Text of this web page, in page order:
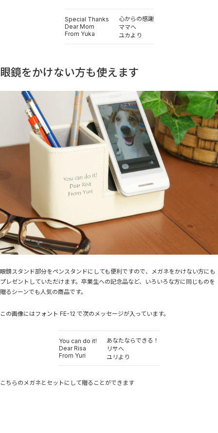
Special Thanks
Dear Mom
From Yuka
心からの感謝
ママへ
ユカより
眼鏡をかけない方も使えます
眼鏡スタンド部分をペンスタンドにしても便利ですので、メガネをかけない方にも
プレゼントしていただけます。卒業生への記念品など、いろいろな方に同じものを
贈るシーンでも人気の商品です。
この画像にはフォント FE-12 で次のメッセージが入っています。
You can do it!
Dear Risa
From Yuri
あなたならできる！
リサへ
ユリより
こちらのメガネとセットにして贈ることができます